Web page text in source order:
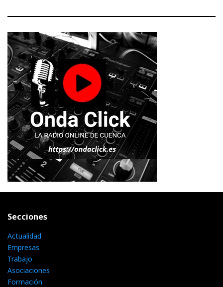
Secciones
Actualidad
Empresas
Trabajo
Asociaciones
Formación